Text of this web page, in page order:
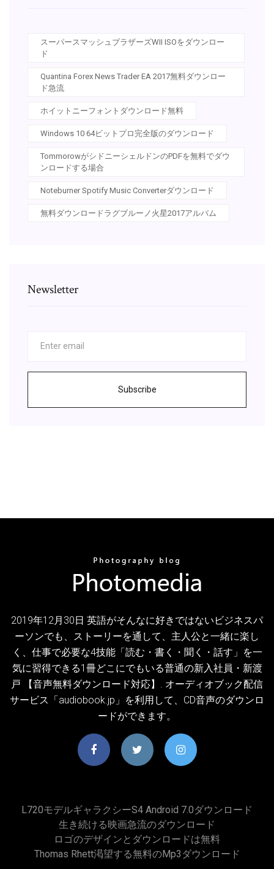
スーパースマッシュブラザーズWII ISOをダウンロー
ド
Quantina Forex News Trader EA 2017無料ダウンロー
ド急流
ホイットニーフォントダウンロード無料
Windows 10 64ビットプロ完全版のダウンロード
TommorowがシドニーシェルドンのPDFを無料でダウ
ンロードする場合
Noteburner Spotify Music Converterダウンロード
無料ダウンロードラグブルーノ火星2017アルバム
Newsletter
Subscribe
2019年12月30日 英語がそんなに好きではないビジネスパ
ーソンでも、ストーリーを通して、主人公と一緒に楽し
く、仕事で必要な4技能「読む・書く・聞く・話す」を一
気に習得できる1冊どこにでもいる普通の新入社員・新渡
戸 【音声無料ダウンロード対応】. オーディオブック配信
サービス「audiobook.jp」を利用して、CD音声のダウンロ
ードができます。
L720モデルギャラクシーS4 Android 7.0ダウンロード
生き続ける映画急流のダウンロード
ロゴのデザインとダウンロードは無料
Thomas Rhett渇望する無料のmp3ダウンロード